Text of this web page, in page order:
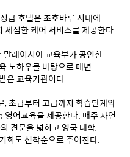
급 호텔은 조호바루 시내에
세심한 케어 서비스를 제공한다.
레이시아 교육부가 공인한
노하우를 바탕으로 매년
은 교육기관이다.
, 초급부터 고급까지 학습단계와
영어교육을 제공한다. 매주 자연
견문을 넓히고 영국 대학,
회도 선착순으로 주어진다.